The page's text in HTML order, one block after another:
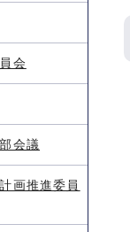
会
会議
画推進委員